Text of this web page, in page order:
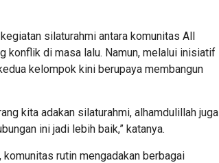
silaturahmi antara komunitas All
konflik di masa lalu. Namun, melalui inisiatif
kelompok kini berupaya membangun
kita adakan silaturahmi, alhamdulillah juga
ini jadi lebih baik,” katanya.
rutin mengadakan berbagai